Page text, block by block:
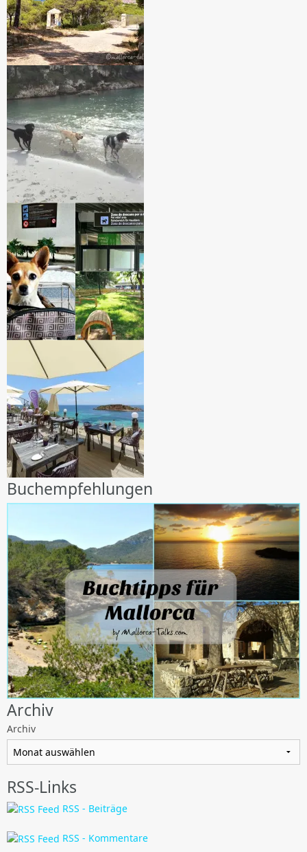
Buchempfehlungen
Archiv
Archiv
RSS-Links
RSS - Beiträge
RSS - Kommentare